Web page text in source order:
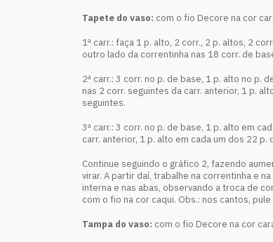
Tapete do vaso: com o fio Decore na cor
1ª carr.: faça 1 p. alto, 2 corr., 2 p. altos, 2
outro lado da correntinha nas 18 corr. de
2ª carr.: 3 corr. no p. de base, 1 p. alto no p.
nas 2 corr. seguintes da carr. anterior, 1 p.
seguintes.
3ª carr.: 3 corr. no p. de base, 1 p. alto em
carr. anterior, 1 p. alto em cada um dos 22
Continue seguindo o gráfico 2, fazendo
virar. A partir daí, trabalhe na correntinha e
interna e nas abas, observando a troca de
com o fio na cor caqui. Obs.: nos cantos,
Tampa do vaso: com o fio Decore na cor